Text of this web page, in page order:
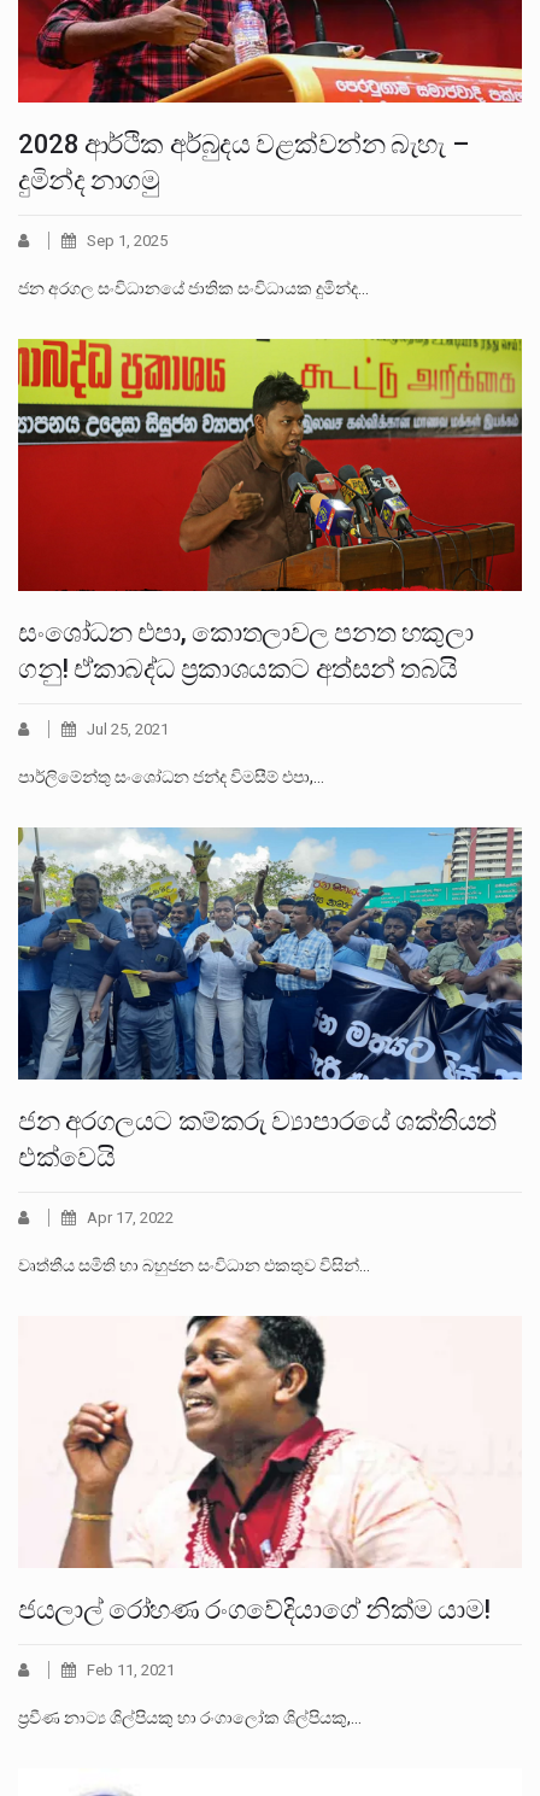
2028 ආර්ථික අර්බුදය වළක්වන්න බැහැ –
දුමින්ද නාගමු
Sep 1, 2025
ජන අරගල සංවිධානයේ ජාතික සංවිධායක දුමින්ද…
සංශෝධන එපා, කොතලාවල පනත හකුලා
ගනු! ඒකාබද්ධ ප්‍රකාශයකට අත්සන් තබයි
Jul 25, 2021
පාර්ලිමේන්තු සංශෝධන ජන්ද විමසීම් එපා,…
ජන අරගලයට කම්කරු ව්‍යාපාරයේ ශක්තියත්
එක්වෙයි
Apr 17, 2022
වෘත්තීය සමිති හා බහුජන සංවිධාන එකතුව විසින්…
ජයලාල් රෝහණ රංගවේදියාගේ නික්ම යාම!
Feb 11, 2021
ප්‍රවීණ නාට්‍ය ශිල්පියකු හා රංගාලෝක ශිල්පියකු,…